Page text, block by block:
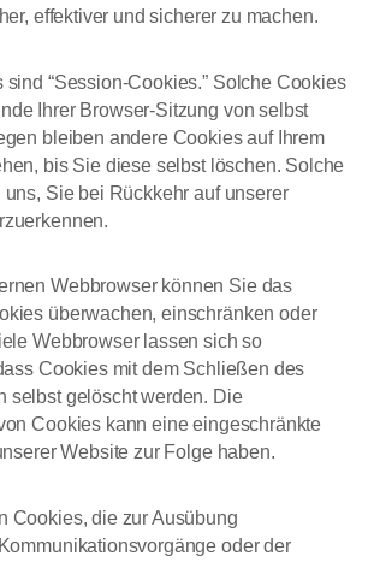
effektiver und sicherer zu machen.
sind “Session-Cookies.” Solche Cookies
Ihrer Browser-Sitzung von selbst
bleiben andere Cookies auf Ihrem
bis Sie diese selbst löschen. Solche
Sie bei Rückkehr auf unserer
Webbrowser können Sie das
überwachen, einschränken oder
Webbrowser lassen sich so
Cookies mit dem Schließen des
selbst gelöscht werden. Die
Cookies kann eine eingeschränkte
Website zur Folge haben.
Cookies, die zur Ausübung
oder der